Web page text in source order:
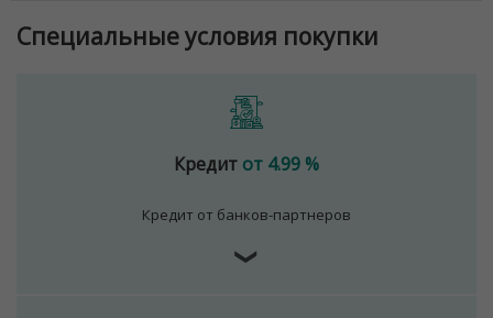
Специальные условия покупки
Кредит от 4.99 %
Кредит от банков-партнеров
❯